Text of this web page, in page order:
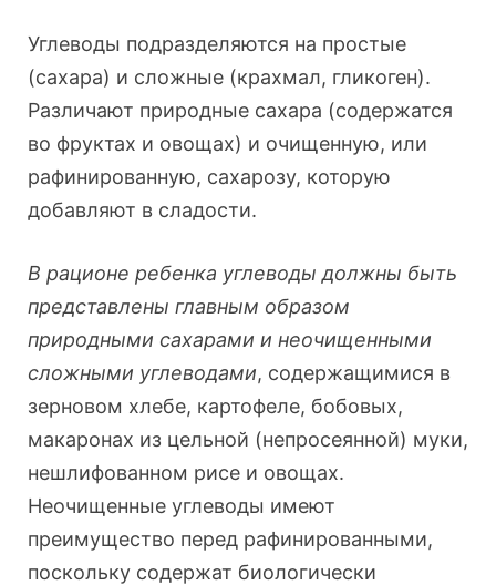
Углеводы подразделяются на простые
(сахара) и сложные (крахмал, гликоген).
Различают природные сахара (содержатся
во фруктах и овощах) и очищенную, или
рафинированную, сахарозу, которую
добавляют в сладости.
В рационе ребенка углеводы должны быть
представлены главным образом
природными сахарами и неочищенными
сложными углеводами, содержащимися в
зерновом хлебе, картофеле, бобовых,
макаронах из цельной (непросеянной) муки,
нешлифованном рисе и овощах.
Неочищенные углеводы имеют
преимущество перед рафинированными,
поскольку содержат биологически